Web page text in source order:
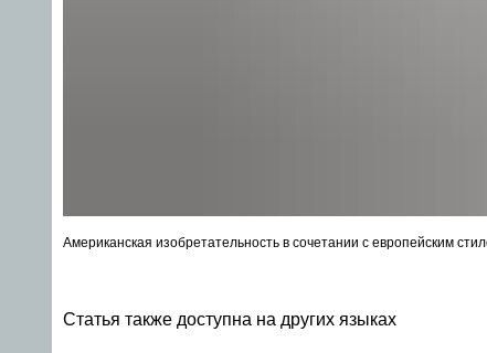
Американская изобретательность в сочетании с европейским
Статья также доступна на других языках